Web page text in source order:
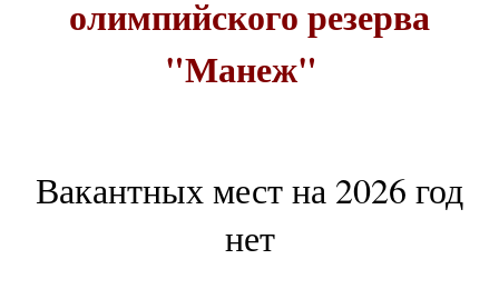
олимпийского резерва
"Манеж"
Вакантных мест на 2026 год
нет